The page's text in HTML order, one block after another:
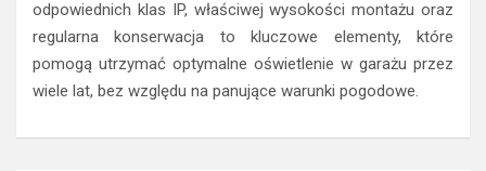
odpowiednich klas IP, właściwej wysokości montażu oraz
regularna konserwacja to kluczowe elementy, które
pomogą utrzymać optymalne oświetlenie w garażu przez
wiele lat, bez względu na panujące warunki pogodowe.